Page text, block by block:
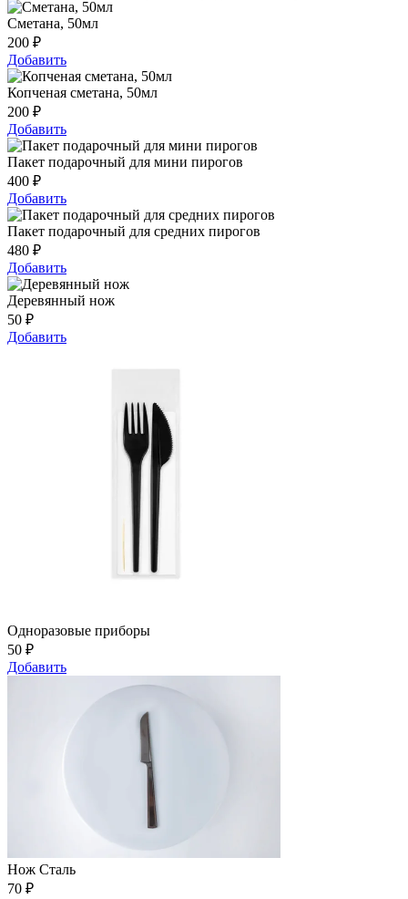
Сметана, 50мл
200 ₽
Добавить
Копченая сметана, 50мл
200 ₽
Добавить
Пакет подарочный для мини пирогов
400 ₽
Добавить
Пакет подарочный для средних пирогов
480 ₽
Добавить
Деревянный нож
50 ₽
Добавить
Одноразовые приборы
50 ₽
Добавить
Нож Сталь
70 ₽